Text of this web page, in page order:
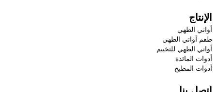
الإنتاج
أواني الطهي
طقم أواني الطهي
أواني الطهي للتخييم
أدوات المائدة
أدوات المطبخ
اتصل بنا